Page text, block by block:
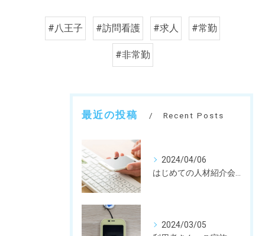
#八王子 #訪問看護 #求人 #常勤
#非常勤
最近の投稿 Recent Posts
2024/04/06
2024/03/05